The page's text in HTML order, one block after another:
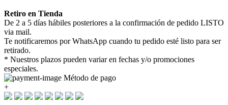
Retiro en Tienda
De 2 a 5 días hábiles posteriores a la confirmación de pedido LISTO
via mail.
Te notificaremos por WhatsApp cuando tu pedido esté listo para ser
retirado.
* Nuestros plazos pueden variar en fechas y/o promociones
especiales.
Método de pago
+